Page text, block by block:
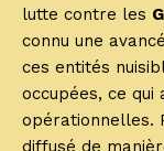
lutte contre les
connu une
ces entités
occupées, ce
opérationnelles.
diffusé de